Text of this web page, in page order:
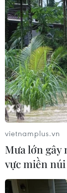
Nhiều đám
gặp nhiều
Khoảng 18
phát hiện
dụng trên
Trường Yên,
vực này nằm
An.
Ngay lập
chuyên
được điều
vietnamplus.vn
Mưa lớn gây
vực miền